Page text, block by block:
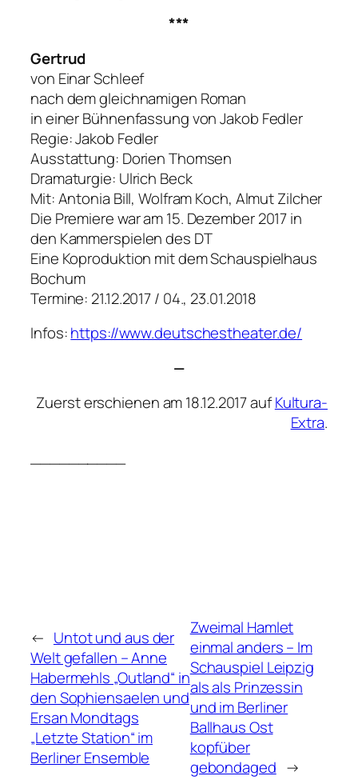
***
Gertrud
von Einar Schleef
nach dem gleichnamigen Roman
in einer Bühnenfassung von Jakob Fedler
Regie: Jakob Fedler
Ausstattung: Dorien Thomsen
Dramaturgie: Ulrich Beck
Mit: Antonia Bill, Wolfram Koch, Almut Zilcher
Die Premiere war am 15. Dezember 2017 in
den Kammerspielen des DT
Eine Koproduktion mit dem Schauspielhaus
Bochum
Termine: 21.12.2017 / 04., 23.01.2018
Infos:https://www.deutschestheater.de/
—
Zuerst erschienen am 18.12.2017 aufKultura-
Extra.
← Untot und aus der
Welt gefallen – Anne
Habermehls „Outland“ in
den Sophiensaelen und
Ersan Mondtags
„Letzte Station“ im
Berliner Ensemble
Zweimal Hamlet
einmal anders – Im
Schauspiel Leipzig
als als Prinzessin
und im Berliner
Ballhaus Ost
kopfüber
gebondaged →